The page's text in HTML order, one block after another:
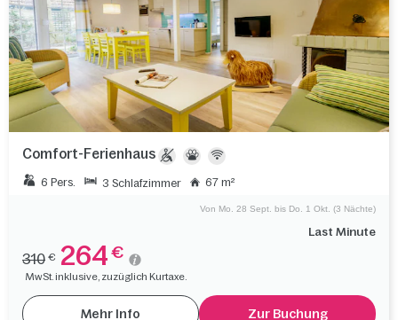
Comfort-Ferienhaus
6 Pers. 3 Schlafzimmer 67 m²
Last Minute
Von Mo. 28 Sept. bis Do. 1 Okt. (3 Nächte)
310 € 264 €
MwSt. inklusive, zuzüglich Kurtaxe.
Mehr Info Zur Buchung